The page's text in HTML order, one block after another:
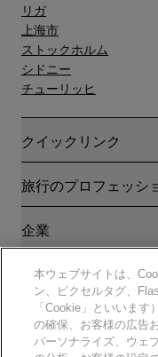
リガ
上海市
ストックホルム
シドニー
チューリッヒ
クイックリンク
Radisson Rewards
ブログ
目的地
ラディソンホテルアプリ
スポーツ認定ホテル
ファミリーフレンドリ
健康と安全
旅行のプロフェッシ
パートナー
旅行代理店
企業
Radisson Hotel Group
メディア
キャリアRHG
採用情報PPHE
採用情報EHL
法務
プライバシー通知
法的通知
Radisson Rewardsの利
ヘルプ
本ウェブサイトは、
ン、ピクセルタグ、
「Cookie」といいま
の確保、お客様の広告
パーソナライズ、ウェ